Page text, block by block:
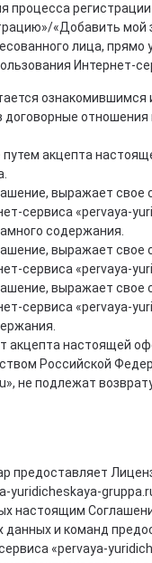
«Добавить
лица,
Интернет-
отношения
акцепта
выражает свое
сервиса «pervaya-
содержания.
выражает свое
сервиса «pervaya-
выражает свое
сервиса «pervaya-
акцепта настоящей
Российской
не подлежат
yuridicheskaya-
настоящим
и команд
«pervaya-